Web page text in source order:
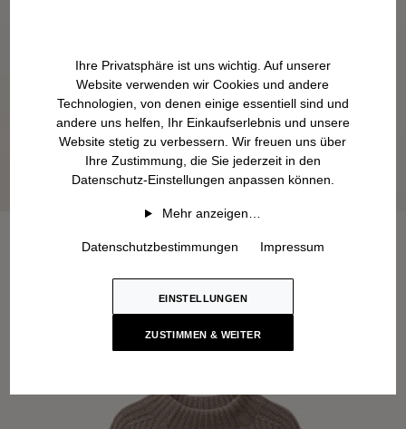
Ihre Privatsphäre ist uns wichtig. Auf unserer
Website verwenden wir Cookies und andere
Technologien, von denen einige essentiell sind und
andere uns helfen, Ihr Einkaufserlebnis und unsere
Website stetig zu verbessern. Wir freuen uns über
Ihre Zustimmung, die Sie jederzeit in den
Datenschutz-Einstellungen anpassen können.
Mehr anzeigen…
Datenschutzbestimmungen Impressum
EINSTELLUNGEN
ZUSTIMMEN & WEITER